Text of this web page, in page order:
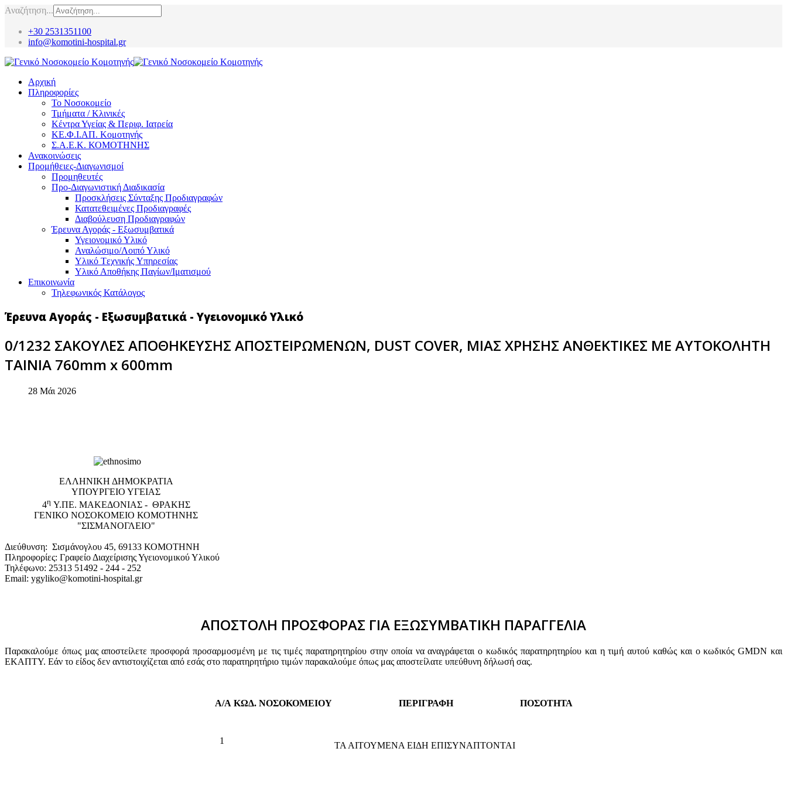
Αναζήτηση...
+30 2531351100
info@komotini-hospital.gr
Αρχική
Πληροφορίες
Το Νοσοκομείο
Τμήματα / Κλινικές
Κέντρα Υγείας & Περιφ. Ιατρεία
ΚΕ.Φ.Ι.ΑΠ. Κομοτηνής
Σ.Α.Ε.Κ. ΚΟΜΟΤΗΝΗΣ
Ανακοινώσεις
Προμήθειες-Διαγωνισμοί
Προμηθευτές
Προ-Διαγωνιστική Διαδικασία
Προσκλήσεις Σύνταξης Προδιαγραφών
Κατατεθειμένες Προδιαγραφές
Διαβούλευση Προδιαγραφών
Έρευνα Αγοράς - Εξωσυμβατικά
Υγειονομικό Υλικό
Αναλώσιμο/Λοιπό Υλικό
Υλικό Tεχνικής Yπηρεσίας
Υλικό Αποθήκης Παγίων/Ιματισμού
Επικοινωνία
Τηλεφωνικός Κατάλογος
Έρευνα Αγοράς - Εξωσυμβατικά - Υγειονομικό Υλικό
0/1232 ΣΑΚΟΥΛΕΣ ΑΠΟΘΗΚΕΥΣΗΣ ΑΠΟΣΤΕΙΡΩΜΕΝΩΝ, DUST COVER, ΜΙΑΣ ΧΡΗΣΗΣ ΑΝΘΕΚΤΙΚΕΣ ΜΕ ΑΥΤΟΚΟΛΗΤΗ
ΤΑΙΝΙΑ 760mm x 600mm
28 Μάι 2026
EΛΛΗΝΙΚΗ ΔΗΜΟΚΡΑΤΙΑ
ΥΠΟΥΡΓΕΙΟ ΥΓΕΙΑΣ
4η Υ.ΠΕ. ΜΑΚΕΔΟΝΙΑΣ - ΘΡΑΚΗΣ
ΓΕΝΙΚΟ NΟΣΟΚΟΜΕΙΟ ΚΟΜΟΤΗΝΗΣ
"ΣΙΣΜΑΝΟΓΛΕΙΟ"
Διεύθυνση: Σισμάνογλου 45, 69133 ΚΟΜΟΤΗΝΗ
Πληροφορίες: Γραφείο Διαχείρισης Υγειονομικού Υλικού
Τηλέφωνο: 25313 51492 - 244 - 252
Email: ygyliko@komotini-hospital.gr
ΑΠΟΣΤΟΛΗ ΠΡΟΣΦΟΡΑΣ ΓΙΑ ΕΞΩΣΥΜΒΑΤΙΚΗ ΠΑΡΑΓΓΕΛΙΑ
Παρακαλούμε όπως μας αποστείλετε προσφορά προσαρμοσμένη με τις τιμές παρατηρητηρίου στην οποία να αναγράφεται ο κωδικός παρατηρητηρίου και η τιμή αυτού καθώς και ο κωδικός GMDN και
ΕΚΑΠΤΥ. Εάν το είδος δεν αντιστοιχίζεται από εσάς στο παρατηρητήριο τιμών παρακαλούμε όπως μας αποστείλατε υπεύθυνη δήλωσή σας.
Α/Α ΚΩΔ. ΝΟΣΟΚΟΜΕΙΟΥ ΠΕΡΙΓΡΑΦΗ ΠΟΣΟΤΗΤΑ
1 ΤΑ ΑΙΤΟΥΜΕΝΑ ΕΙΔΗ ΕΠΙΣΥΝΑΠΤΟΝΤΑΙ